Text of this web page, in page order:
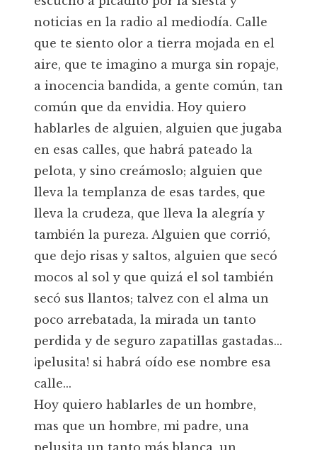
noticias en la radio al mediodía. Calle
que te siento olor a tierra mojada en el
aire, que te imagino a murga sin ropaje,
a inocencia bandida, a gente común, tan
común que da envidia. Hoy quiero
hablarles de alguien, alguien que jugaba
en esas calles, que habrá pateado la
pelota, y sino creámoslo; alguien que
lleva la templanza de esas tardes, que
lleva la crudeza, que lleva la alegría y
también la pureza. Alguien que corrió,
que dejo risas y saltos, alguien que secó
mocos al sol y que quizá el sol también
secó sus llantos; talvez con el alma un
poco arrebatada, la mirada un tanto
perdida y de seguro zapatillas gastadas...
¡pelusita! si habrá oído ese nombre esa
calle...
Hoy quiero hablarles de un hombre,
mas que un hombre, mi padre, una
pelusita un tanto más blanca, un